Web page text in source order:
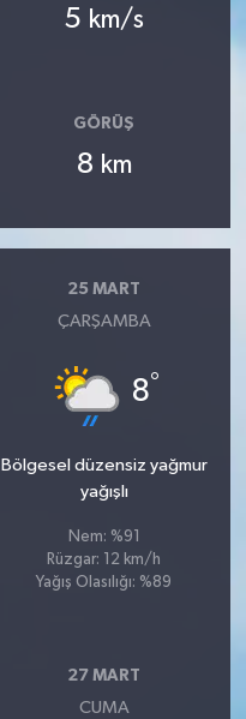
5 km/s
GÖRÜŞ
8 km
25 MART
ÇARŞAMBA
8°
Bölgesel düzensiz yağmur
yağışlı
Nem: %91
Rüzgar: 12 km/h
Yağış Olasılığı: %89
27 MART
CUMA